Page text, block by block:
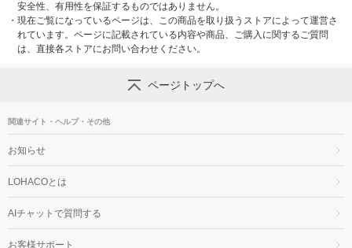
安全性、有用性を保証するものではありません。
・ 現在ご覧になっているページは、この商品を取り扱うストアによって運営さ
れています。ページに記載されている内容や商品、ご購入に関するご質問
は、直接各ストアにお問い合わせください。
ページトップへ
関連サイト・ヘルプ・その他
お知らせ
LOHACOとは
AIチャットで質問する
お客様サポート